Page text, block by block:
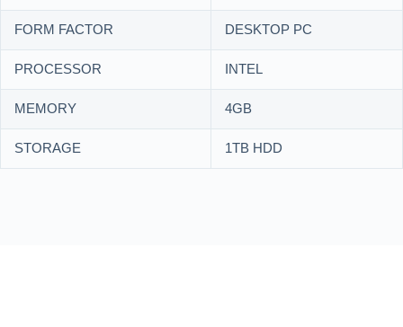
FORM FACTOR
DESKTOP PC
PROCESSOR
INTEL
MEMORY
4GB
STORAGE
1TB HDD